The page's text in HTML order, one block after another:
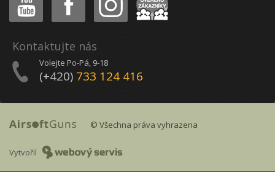
Kontaktujte nás
Volejte Po-Pá, 9-18
(+420) 733 124 416
© Všechna práva vyhrazena
Vytvořil